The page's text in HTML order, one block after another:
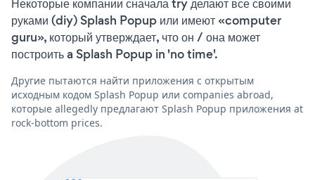
руками (diy) Splash Popup или имеют «computer
guru», который утверждает, что он / она может
построить a Splash Popup in 'no time'.
Другие пытаются найти приложения с открытым
исходным кодом Splash Popup или companies abroad,
которые allegedly предлагают Splash Popup приложения at
rock-bottom prices.